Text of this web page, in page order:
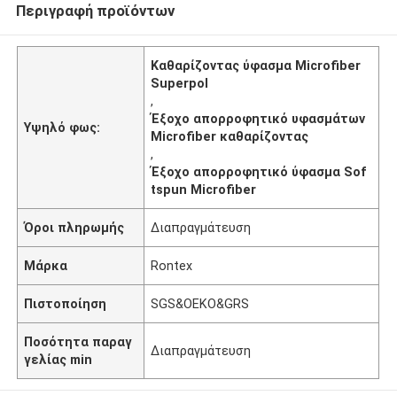
Περιγραφή προϊόντων
Υψηλό φως:
Καθαρίζοντας ύφασμα Microfiber
Superpol
,
Έξοχο απορροφητικό υφασμάτων
Microfiber καθαρίζοντας
,
Έξοχο απορροφητικό ύφασμα Sof
tspun Microfiber
Όροι πληρωμής Διαπραγμάτευση
Μάρκα Rontex
Πιστοποίηση SGS&OEKO&GRS
Ποσότητα παραγ
γελίας min
Διαπραγμάτευση